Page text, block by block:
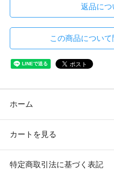
返品につ
この商品につい
ホーム
カートを見る
特定商取引法に基づく表記